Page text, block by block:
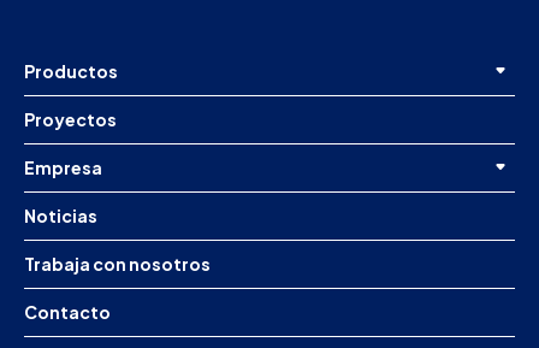
Productos
Proyectos
Empresa
Noticias
Trabaja con nosotros
Contacto